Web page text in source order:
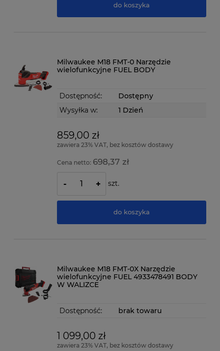
do koszyka
Milwaukee M18 FMT-0 Narzędzie
wielofunkcyjne FUEL BODY
Dostępność:
Dostępny
Wysyłka w:
1 Dzień
859,00 zł
zawiera 23% VAT, bez kosztów dostawy
Cena netto: 698,37 zł
- + szt.
do koszyka
Milwaukee M18 FMT-0X Narzędzie
wielofunkcyjne FUEL 4933478491 BODY
W WALIZCE
Dostępność: brak towaru
1 099,00 zł
zawiera 23% VAT, bez kosztów dostawy